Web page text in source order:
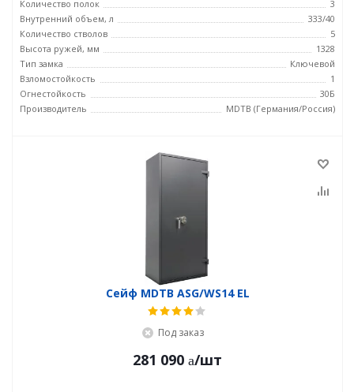
Количество полок
3
Внутренний объем, л
333/40
Количество стволов
5
Высота ружей, мм
1328
Тип замка
Ключевой
Взломостойкость
1
Огнестойкость
30Б
Производитель
MDTB (Германия/Россия)
Сейф MDTB ASG/WS14 EL
Под заказ
281 090 /шт